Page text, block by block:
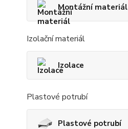
Montážní materiál
Izolační materiál
Izolace
Plastové potrubí
Plastové potrubí